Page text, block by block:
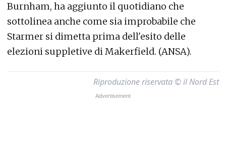
Burnham, ha aggiunto il quotidiano che
sottolinea anche come sia improbabile che
Starmer si dimetta prima dell'esito delle
elezioni suppletive di Makerfield. (ANSA).
Riproduzione riservata © il Nord Est